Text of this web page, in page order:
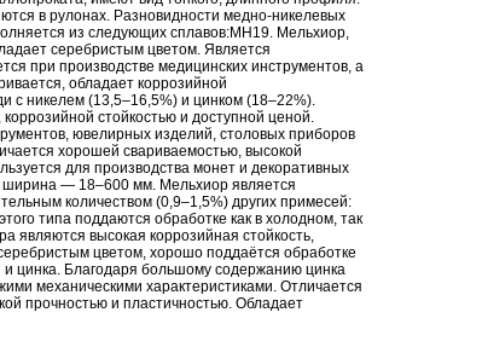
в рулонах. Разновидности медно-никелевых
из следующих сплавов:МН19. Мельхиор,
серебристым цветом. Является
при производстве медицинских инструментов, а
обладает коррозийной
никелем (13,5–16,5%) и цинком (18–22%).
стойкостью и доступной ценой.
ювелирных изделий, столовых приборов
хорошей свариваемостью, высокой
для производства монет и декоративных
ширина — 18–600 мм. Мельхиор является
количеством (0,9–1,5%) других примесей:
типа поддаются обработке как в холодном, так
являются высокая коррозийная стойкость,
цветом, хорошо поддаётся обработке
цинка. Благодаря большому содержанию цинка
механическими характеристиками. Отличается
прочностью и пластичностью. Обладает